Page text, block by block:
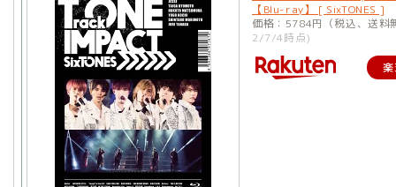
【Blu-ray】 [ SixTONES ]
価格：5784円（税込、送
2/7/4時点)